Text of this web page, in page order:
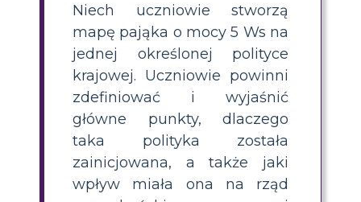
Niech uczniowie stworzą
mapę pająka o mocy 5 Ws na
jednej określonej polityce
krajowej. Uczniowie powinni
zdefiniować i wyjaśnić
główne punkty, dlaczego
taka polityka została
zainicjowana, a także jaki
wpływ miała ona na rząd